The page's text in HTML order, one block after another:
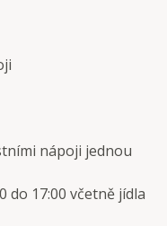
nápoji jednou
do 17:00 včetně jídla